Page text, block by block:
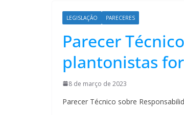
LEGISLAÇÃO PARECERES
Parecer
plantonistas
8 de março de 2023
Parecer Técnico sobre